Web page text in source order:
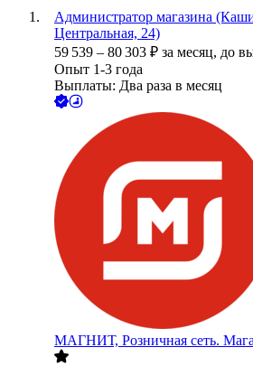
Администратор магазина
Центральная, 24)
59 539 – 80 303 ₽ за месяц, до
Опыт 1-3 года
Выплаты: Два раза в месяц
МАГНИТ, Розничная сеть.